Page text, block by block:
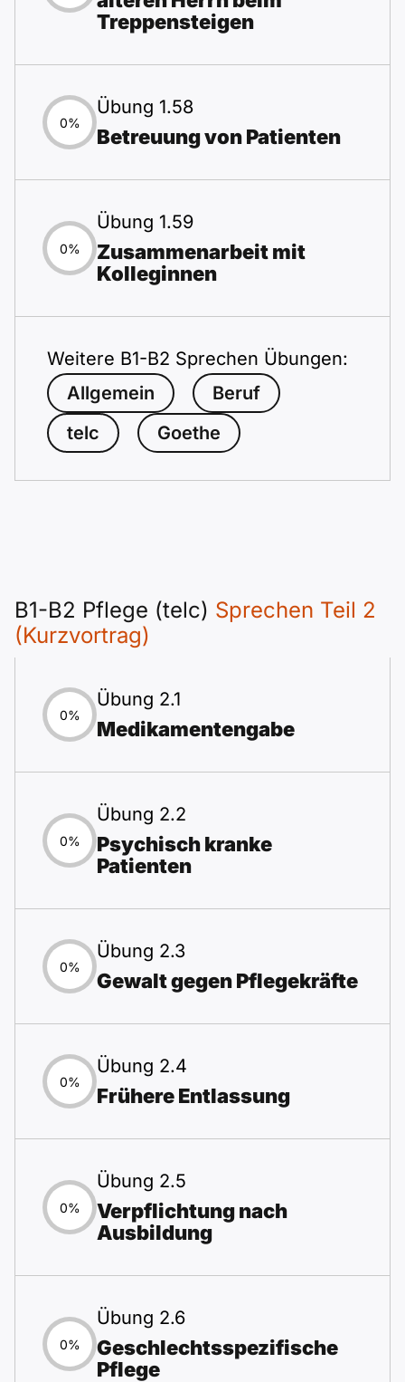
Treppensteigen
0%
Übung 1.58
Betreuung von Patienten
0%
Übung 1.59
Zusammenarbeit mit
Kolleginnen
Weitere B1-B2 Sprechen Übungen:
Allgemein
Beruf
telc
Goethe
B1-B2 Pflege (telc) Sprechen Teil 2
(Kurzvortrag)
0%
Übung 2.1
Medikamentengabe
0%
Übung 2.2
Psychisch kranke
Patienten
0%
Übung 2.3
Gewalt gegen Pflegekräfte
0%
Übung 2.4
Frühere Entlassung
0%
Übung 2.5
Verpflichtung nach
Ausbildung
0%
Übung 2.6
Geschlechtsspezifische
Pflege